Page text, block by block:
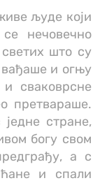
људе који
нечовечно
што су
вађаше и огњу
сваковрсне
претвараше.
стране,
богу свом
a c
и спали